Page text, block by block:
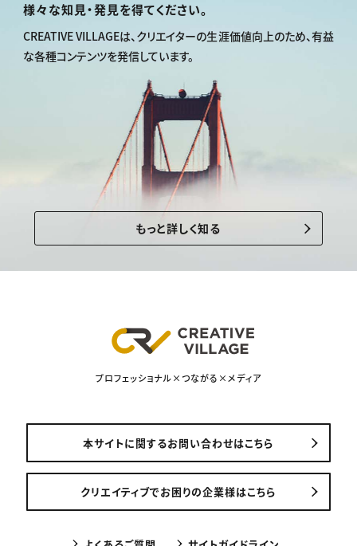
様々な知見・発見を得てください。
CREATIVE VILLAGEは、 クリエイターの生涯価値向上のため、有益
な各種コンテンツを発信しています。
もっと詳しく知る
プロフェッショナル×つながる×メディア
本サイトに関するお問い合わせはこちら
クリエイティブでお困りの企業様はこちら